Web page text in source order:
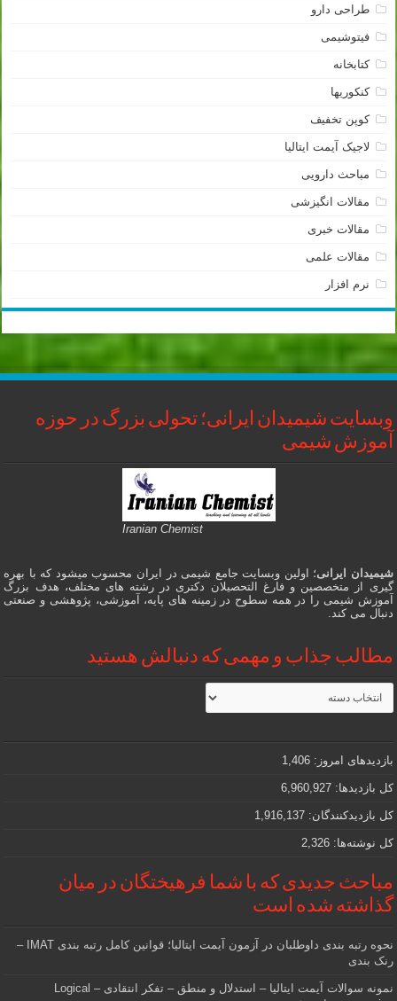
طراحی دارو
فیتوشیمی
کتابخانه
کنکوریها
کوپن تخفیف
لاجیک آیمت ایتالیا
مباحث دارویی
مقالات انگیزشی
مقالات خبری
مقالات علمی
نرم افزار
وبسایت شیمیدان ایرانی؛ تحولی بزرگ در حوزه
آموزش شیمی
Iranian Chemist
شیمیدان ایرانی؛ اولین وبسایت جامع شیمی در ایران محسوب میشود که با بهره
گیری از متخصصین و فارغ التحصیلان دکتری در رشته های مختلف، هدف بزرگ
آموزش شیمی را در همه سطوح در زمینه های پایه، آموزشی، پژوهشی و صنعتی
دنبال می کند.
مطالب جذاب و مهمی که دنبالش هستید
مطالب
جذاب
و
که
دنبالش
هستید
بازدیدهای امروز:1,406
کل بازدیدها:6,960,927
کل بازدیدکنند‌گان:1,916,137
کل نوشته‌ها:2,326
مباحث جدیدی که با شما فرهیختگان در میان
گذاشته شده است
نحوه رتبه بندی داوطلبان در آزمون آیمت ایتالیا؛ قوانین کامل رتبه بندی IMAT –
رنک بندی
نمونه سوالات آیمت ایتالیا – استدلال و منطق – تفکر انتقادی – Logical